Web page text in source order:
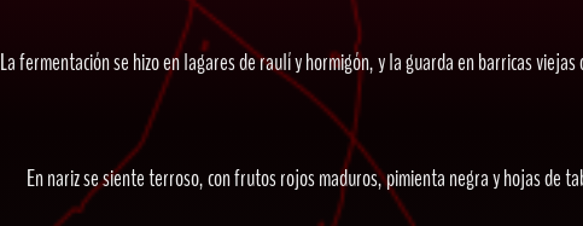
La fermentación se hizo en lagares de raulí y hormigón, y la guarda en barricas
En nariz se siente terroso, con frutos rojos maduros, pimienta negra y hojas de